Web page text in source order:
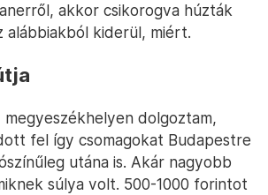
akkor csikorogva húzták
alábbiakból kiderül, miért.
megyeszékhelyen dolgoztam,
fel így csomagokat Budapestre
utána is. Akár nagyobb
súlya volt. 500-1000 forintot